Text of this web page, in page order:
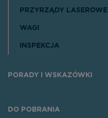
PRZYRZĄDY LASEROWE
WAGI
INSPEKCJA
PORADY I WSKAZÓWKI
DO POBRANIA